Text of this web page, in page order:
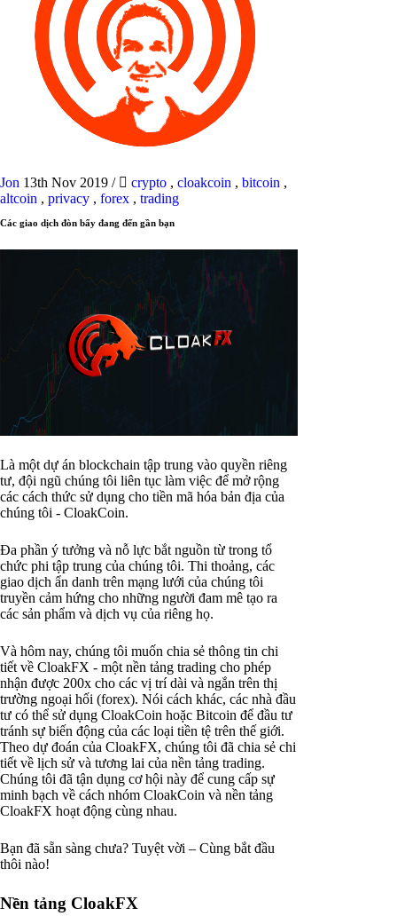
Jon 13th Nov 2019 / crypto , cloakcoin , bitcoin ,
altcoin , privacy , forex , trading
Các giao dịch đòn bẩy đang đến gần bạn
Là một dự án blockchain tập trung vào quyền riêng
tư, đội ngũ chúng tôi liên tục làm việc để mở rộng
các cách thức sử dụng cho tiền mã hóa bản địa của
chúng tôi - CloakCoin.
Đa phần ý tưởng và nỗ lực bắt nguồn từ trong tổ
chức phi tập trung của chúng tôi. Thi thoảng, các
giao dịch ẩn danh trên mạng lưới của chúng tôi
truyền cảm hứng cho những người đam mê tạo ra
các sản phẩm và dịch vụ của riêng họ.
Và hôm nay, chúng tôi muốn chia sẻ thông tin chi
tiết về CloakFX - một nền tảng trading cho phép
nhận được 200x cho các vị trí dài và ngắn trên thị
trường ngoại hối (forex). Nói cách khác, các nhà đầu
tư có thể sử dụng CloakCoin hoặc Bitcoin để đầu tư
tránh sự biến động của các loại tiền tệ trên thế giới.
Theo dự đoán của CloakFX, chúng tôi đã chia sẻ chi
tiết về lịch sử và tương lai của nền tảng trading.
Chúng tôi đã tận dụng cơ hội này để cung cấp sự
minh bạch về cách nhóm CloakCoin và nền tảng
CloakFX hoạt động cùng nhau.
Bạn đã sẵn sàng chưa? Tuyệt vời – Cùng bắt đầu
thôi nào!
Nền tảng CloakFX